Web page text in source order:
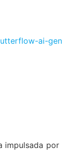
impulsada por